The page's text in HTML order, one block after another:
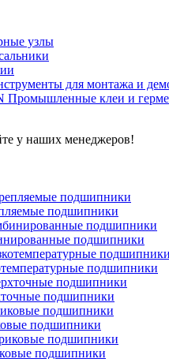
узлы
для монтажа и
Промышленные клеи и
у наших менеджеров!
подшипники
подшипники
подшипники
подшипники
подшипники
подшипники